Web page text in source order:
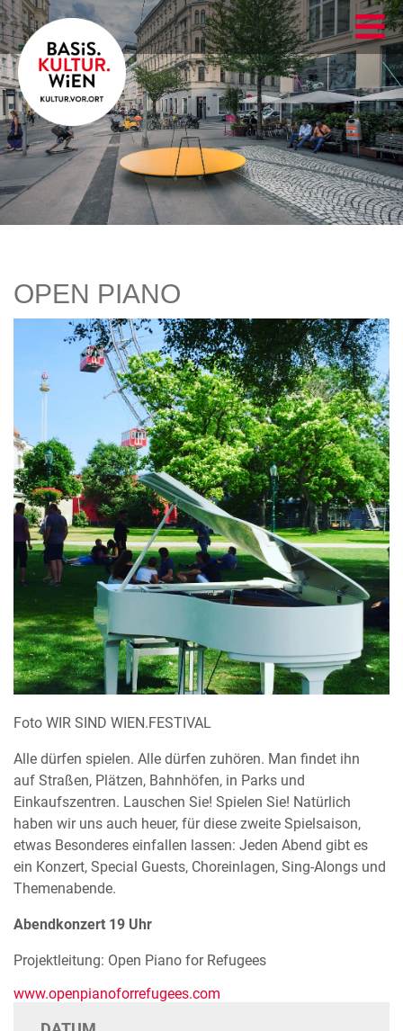
OPEN PIANO
Foto WIR SIND WIEN.FESTIVAL
Alle dürfen spielen. Alle dürfen zuhören. Man findet ihn
auf Straßen, Plätzen, Bahnhöfen, in Parks und
Einkaufszentren. Lauschen Sie! Spielen Sie! Natürlich
haben wir uns auch heuer, für diese zweite Spielsaison,
etwas Besonderes einfallen lassen: Jeden Abend gibt es
ein Konzert, Special Guests, Choreinlagen, Sing-Alongs und
Themenabende.
Abendkonzert 19 Uhr
Projektleitung: Open Piano for Refugees
www.openpianoforrefugees.com